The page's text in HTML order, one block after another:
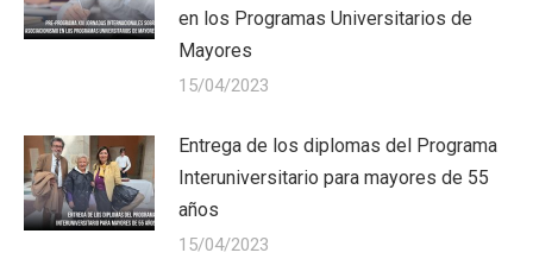
en los Programas Universitarios de
Mayores
15/04/2023
Entrega de los diplomas del Programa
Interuniversitario para mayores de 55
años
15/04/2023